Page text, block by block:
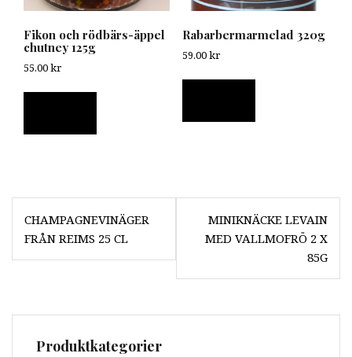
Fikon och rödbärs-äppel
chutney 125g
55.00kr
Rabarbermarmelad 320g
59.00kr
Inläggsnavigering
CHAMPAGNEVINÄGER
FRÅN REIMS 25 CL
MINIKNÄCKE LEVAIN
MED VALLMOFRÖ 2 X
85G
Produktkategorier